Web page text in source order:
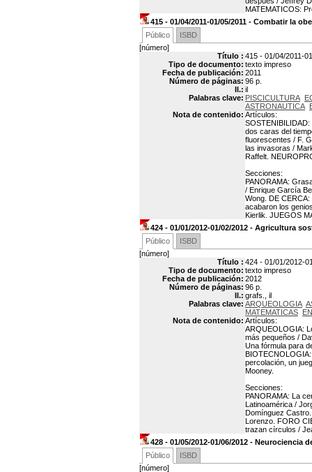
MATEMATICOS:
415 - 01/04/2011-01/05/2011 - Combatir la
Público
ISBD
[número]
Título : 415 - 01/04/2011-
Tipo de documento: texto impreso
Fecha de publicación: 2011
Número de páginas: 96 p.
Il.: il
Palabras clave: PISCICULTURA
ASTRONAUTICA
Nota de contenido: Artículos:
dos caras del
fluorescentes / F.
las invasoras /
Raffelt.
Secciones:
PANORAMA:
/ Enrique García
Wong. DE
acabaron los
Kierlik. JUEGOS
424 - 01/01/2012-01/02/2012 - Agricultura
Público
ISBD
[número]
Título : 424 - 01/01/2012-
Tipo de documento: texto impreso
Fecha de publicación: 2012
Número de páginas: 96 p.
Il.: grafs., il
Palabras clave: ARQUEOLOGIA
MATEMATICAS
Nota de contenido: Artículos:
ARQUEOLOGIA:
más pequeños /
Una fórmula para
percolación, un
Mooney.
Secciones:
PANORAMA: La
Latinoamérica /
Domínguez
Lorenzo. FORO
trazan círculos /
428 - 01/05/2012-01/06/2012 -
Público
ISBD
[número]